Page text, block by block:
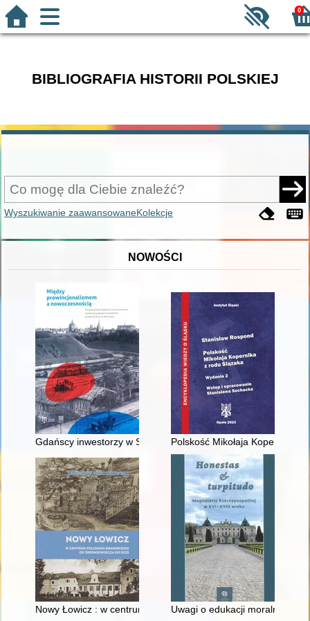
0
BIBLIOGRAFIA HISTORII POLSKIEJ
Wyszukiwanie zaawansowaneKolekcje
NOWOŚCI
Gdańscy inwestorzy w Sopocie : prestiż finansowy i
Polskość Mikołaja Kopernika z
Nowy Łowicz : w centrum poligonu drawskiego od
Uwagi o edukacji moralnej